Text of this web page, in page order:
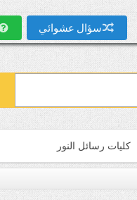
سؤال عشوائي
كليات رسائل النور